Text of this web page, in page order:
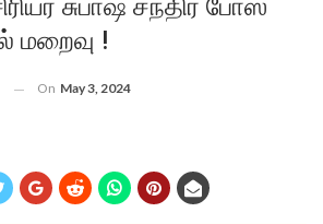
சுபாஷ் சந்திர போஸ்
மறைவு !
On May 3, 2024